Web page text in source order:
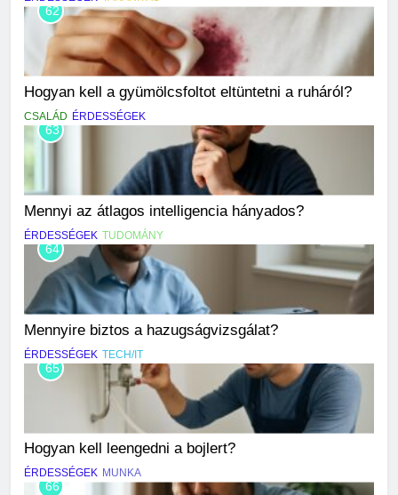
62
Hogyan kell a gyümölcsfoltot eltüntetni a ruháról?
CSALÁD ÉRDESSÉGEK
63
Mennyi az átlagos intelligencia hányados?
ÉRDESSÉGEK TUDOMÁNY
64
Mennyire biztos a hazugságvizsgálat?
ÉRDESSÉGEK TECH/IT
65
Hogyan kell leengedni a bojlert?
ÉRDESSÉGEK MUNKA
66